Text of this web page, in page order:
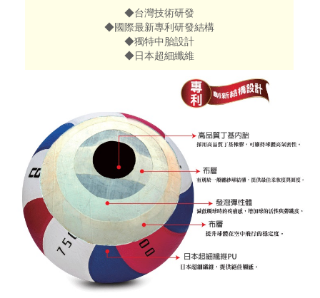
◆台灣技術研發
◆國際最新專利研發結構
◆獨特中胎設計
◆日本超細纖維